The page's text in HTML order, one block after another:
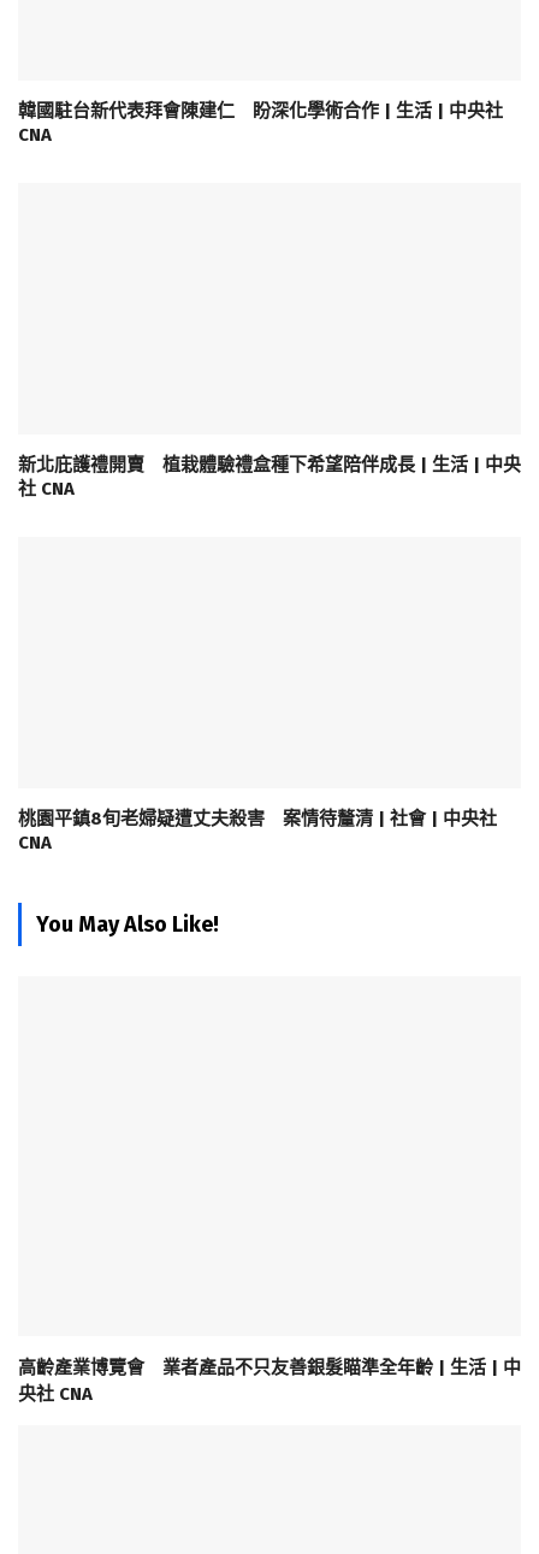
韓國駐台新代表拜會陳建仁 盼深化學術合作 | 生活 | 中央社
CNA
新北庇護禮開賣 植栽體驗禮盒種下希望陪伴成長 | 生活 | 中央
社 CNA
桃園平鎮8旬老婦疑遭丈夫殺害 案情待釐清 | 社會 | 中央社
CNA
You May Also Like!
高齡產業博覽會 業者產品不只友善銀髮瞄準全年齡 | 生活 | 中
央社 CNA